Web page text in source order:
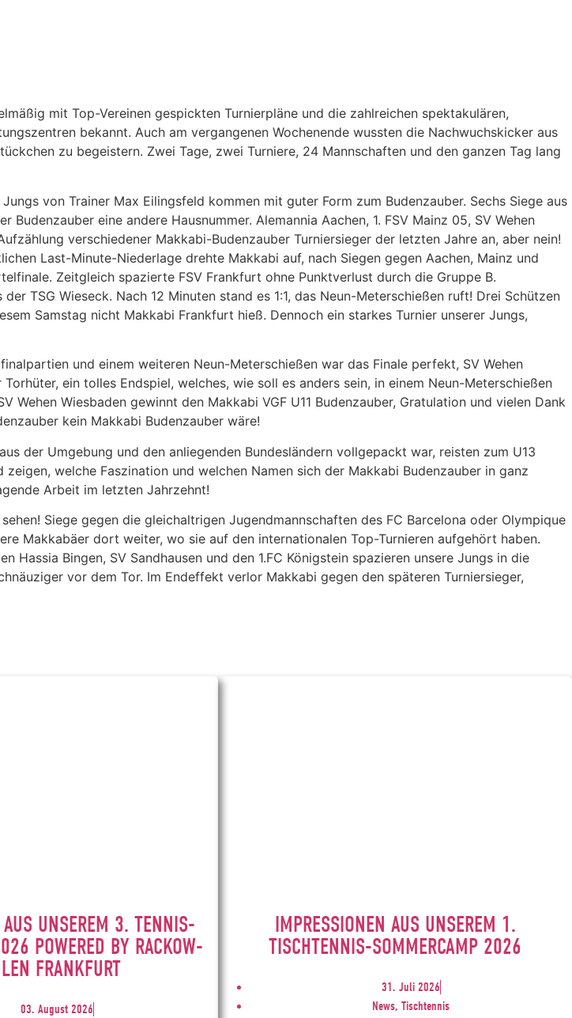
mit Top-Vereinen gespickten Turnierpläne und die zahlreichen spektakulären,
bekannt. Auch am vergangenen Wochenende wussten die Nachwuchskicker aus
zu begeistern. Zwei Tage, zwei Turniere, 24 Mannschaften und den ganzen Tag lang
von Trainer Max Eilingsfeld kommen mit guter Form zum Budenzauber. Sechs Siege aus
eine andere Hausnummer. Alemannia Aachen, 1. FSV Mainz 05, SV Wehen
verschiedener Makkabi-Budenzauber Turniersieger der letzten Jahre an, aber nein!
Last-Minute-Niederlage drehte Makkabi auf, nach Siegen gegen Aachen, Mainz und
Zeitgleich spazierte FSV Frankfurt ohne Punktverlust durch die Gruppe B.
TSG Wieseck. Nach 12 Minuten stand es 1:1, das Neun-Meterschießen ruft! Drei Schützen
Samstag nicht Makkabi Frankfurt hieß. Dennoch ein starkes Turnier unserer Jungs,
und einem weiteren Neun-Meterschießen war das Finale perfekt, SV Wehen
ein tolles Endspiel, welches, wie soll es anders sein, in einem Neun-Meterschießen
Wiesbaden gewinnt den Makkabi VGF U11 Budenzauber, Gratulation und vielen Dank
kein Makkabi Budenzauber wäre!
der Umgebung und den anliegenden Bundesländern vollgepackt war, reisten zum U13
welche Faszination und welchen Namen sich der Makkabi Budenzauber in ganz
Arbeit im letzten Jahrzehnt!
Siege gegen die gleichaltrigen Jugendmannschaften des FC Barcelona oder Olympique
Makkabäer dort weiter, wo sie auf den internationalen Top-Turnieren aufgehört haben.
Bingen, SV Sandhausen und den 1.FC Königstein spazieren unsere Jungs in die
vor dem Tor. Im Endeffekt verlor Makkabi gegen den späteren Turniersieger,
AUS UNSEREM 3. TENNIS-
POWERED BY RACKOW-
FRANKFURT
03. August 2026
IMPRESSIONEN AUS UNSEREM 1.
TISCHTENNIS-SOMMERCAMP 2026
31. Juli 2026
News, Tischtennis